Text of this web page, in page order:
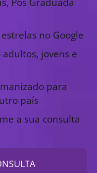
no Google
jovens e
para
país
a sua consulta